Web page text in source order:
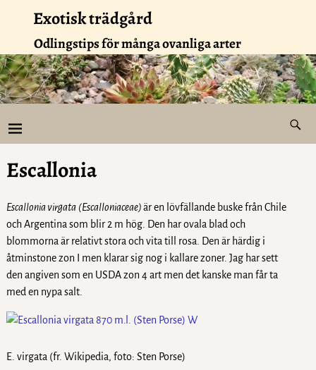
Exotisk trädgård
Odlingstips för många ovanliga arter
Escallonia
Escallonia virgata (Escalloniaceae)är en lövfällande buske från Chile
och Argentina som blir 2 m hög. Den har ovala blad och
blommorna är relativt stora och vita till rosa. Den är härdig i
åtminstone zon I men klarar sig nog i kallare zoner. Jag har sett
den angiven som en USDA zon 4 art men det kanske man får ta
med en nypa salt.
E. virgata (fr. Wikipedia, foto: Sten Porse)